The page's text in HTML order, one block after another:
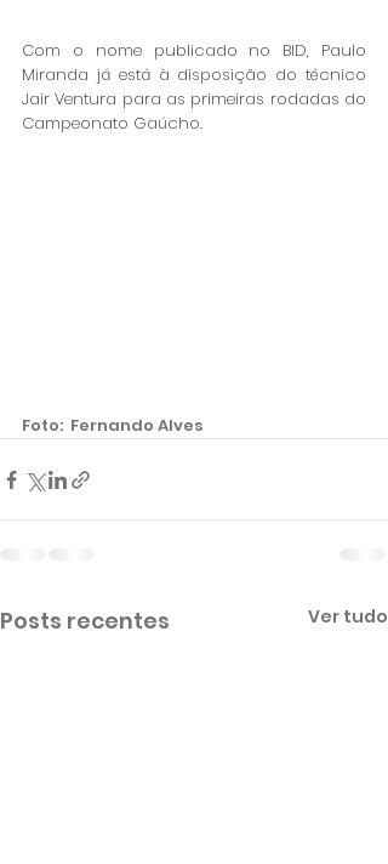
Com o nome publicado no BID, Paulo
Miranda já está à disposição do técnico
Jair Ventura para as primeiras rodadas do
Campeonato Gaúcho.
Foto:  Fernando Alves
Posts recentes Ver tudo